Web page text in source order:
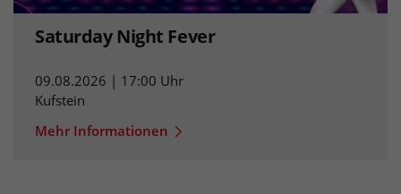
Saturday Night Fever
09.08.2026 | 17:00 Uhr
Kufstein
Mehr Informationen